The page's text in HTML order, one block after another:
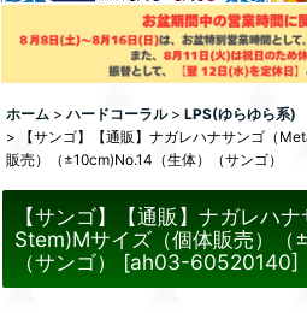
ホーム > ハードコーラル > LPS(ゆらゆら系)
>
【サンゴ】【通販】ナガレハナサンゴ（
販売）（±10cm)No.14（生体）（サンゴ）
【サンゴ】【通販】ナガレハ
Stem)Mサイズ（個体販売）（
（サンゴ）
[ah03-60520140]